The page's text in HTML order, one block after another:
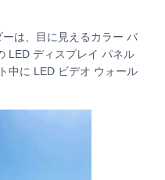
ド
は、目に見えるカラー バ
LED ディスプレイ パネル
中に LED ビデオ ウォール